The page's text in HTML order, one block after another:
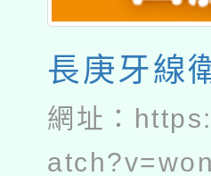
長庚牙線
網址：